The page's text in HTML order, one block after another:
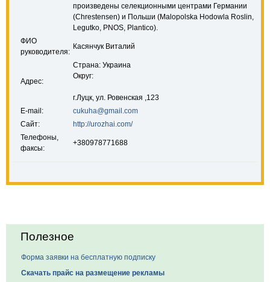
произведены селекционными центрами Германии
(Chrestensen) и Польши (Malopolska Hodowla Roslin,
Legutko, PNOS, Plantico).
ФИО
руководителя:
Касянчук Виталий
Адрес:
Страна: Украина
Округ:
г.Луцк, ул. Ровенская ,123
E-mail:
cukuha@gmail.com
Сайт:
http://urozhai.com/
Телефоны,
факсы:
+380978771688
Полезное
Форма заявки на бесплатную подписку
Скачать прайс на размещение рекламы